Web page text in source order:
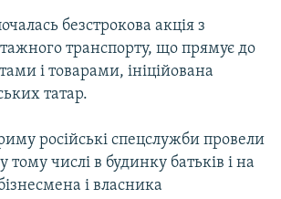
безстрокова акція з
транспорту, що прямує до
і товарами, ініційована
татар.
російські спецслужби провели
тому числі в будинку батьків і на
і власника